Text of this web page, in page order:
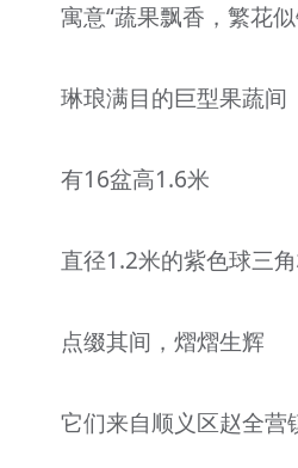
宣传思想文化人才
寓意“蔬果飘香，繁花
琳琅满目的巨型果蔬间
有16盆高1.6米
直径1.2米的紫色球三
点缀其间，熠熠生辉
它们来自顺义区赵全营